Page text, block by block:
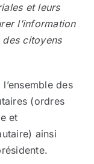
et leurs
l’information
des citoyens
des
(ordres
et
ainsi